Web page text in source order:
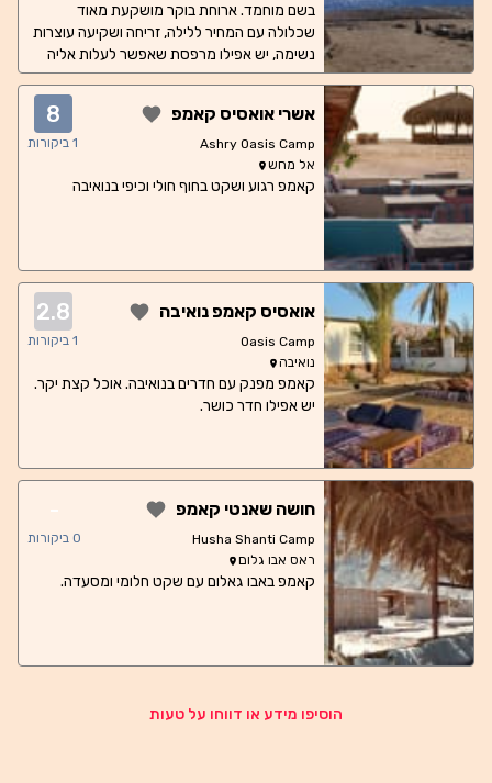
בשם מוחמד. ארוחת בוקר מושקעת מאוד
שכלולה עם המחיר ללילה, זריחה ושקיעה עוצרות
נשימה, יש אפילו מרפסת שאפשר לעלות אליה
לצפיה מעל המתחם המרכזי.
אשרי אואסיס קאמפ
Ashry Oasis Camp
אל מחש
8
1 ביקורות
קאמפ רגוע ושקט בחוף חולי וכיפי בנואיבה
אואסיס קאמפ נואיבה
Oasis Camp
נואיבה
2.8
1 ביקורות
קאמפ מפנק עם חדרים בנואיבה. אוכל קצת יקר.
יש אפילו חדר כושר.
חושה שאנטי קאמפ
Husha Shanti Camp
ראס אבו גלום
-
0 ביקורות
קאמפ באבו גאלום עם שקט חלומי ומסעדה.
הוסיפו מידע או דווחו על טעות